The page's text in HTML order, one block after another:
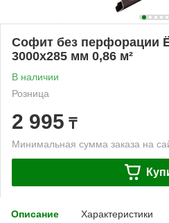
Софит без перфорации
3000х285 мм 0,86 м²
В наличии
Розница
2 995 ₸
Минимальная сумма заказа на
Описание Характеристики